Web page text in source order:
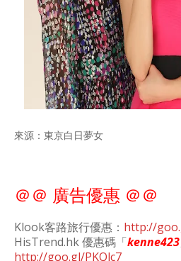
來源：東京白日夢女
＠＠ 廣告優惠 ＠＠
Klook客路旅行優惠： http://
HisTrend.hk 優惠碼「kenne423
http://goo.gl/PKQlc7